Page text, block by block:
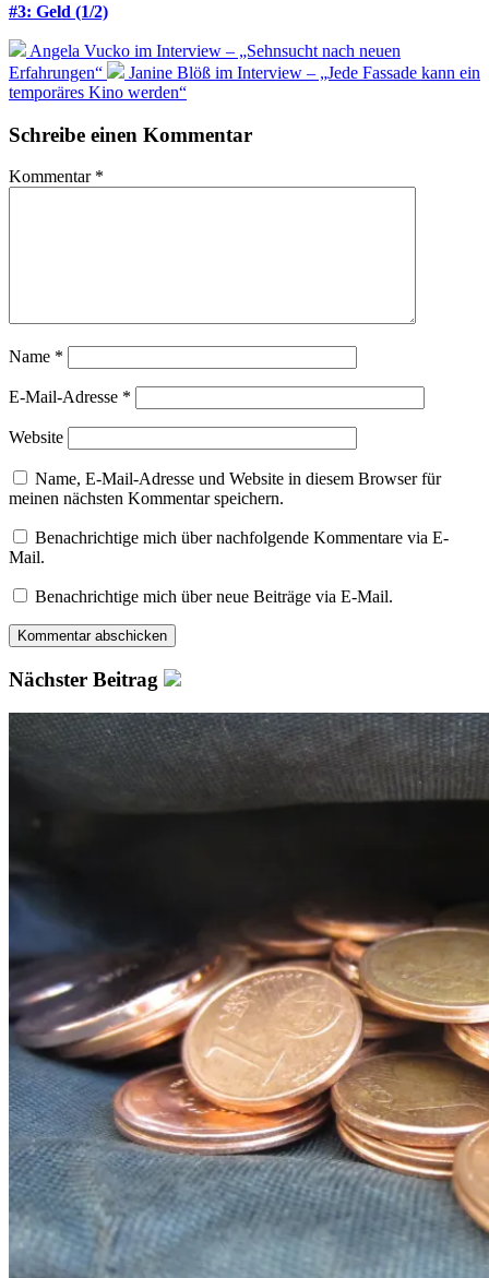
#3: Geld (1/2)
Angela Vucko im Interview – „Sehnsucht nach neuen
Erfahrungen“
Janine Blöß im Interview – „Jede Fassade kann ein
temporäres Kino werden“
Schreibe einen Kommentar
Kommentar *
Name *
E-Mail-Adresse *
Website
Name, E-Mail-Adresse und Website in diesem Browser für
meinen nächsten Kommentar speichern.
Benachrichtige mich über nachfolgende Kommentare via E-
Mail.
Benachrichtige mich über neue Beiträge via E-Mail.
Nächster Beitrag